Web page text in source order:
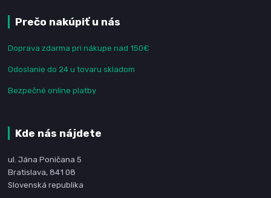
Prečo nakúpiť u nás
Doprava zdarma pri nákupe nad 150€
Odoslanie do 24 u tovaru skladom
Bezpečné online platby
Kde nás nájdete
ul. Jána Poničana 5
Bratislava, 841 08
Slovenská republika